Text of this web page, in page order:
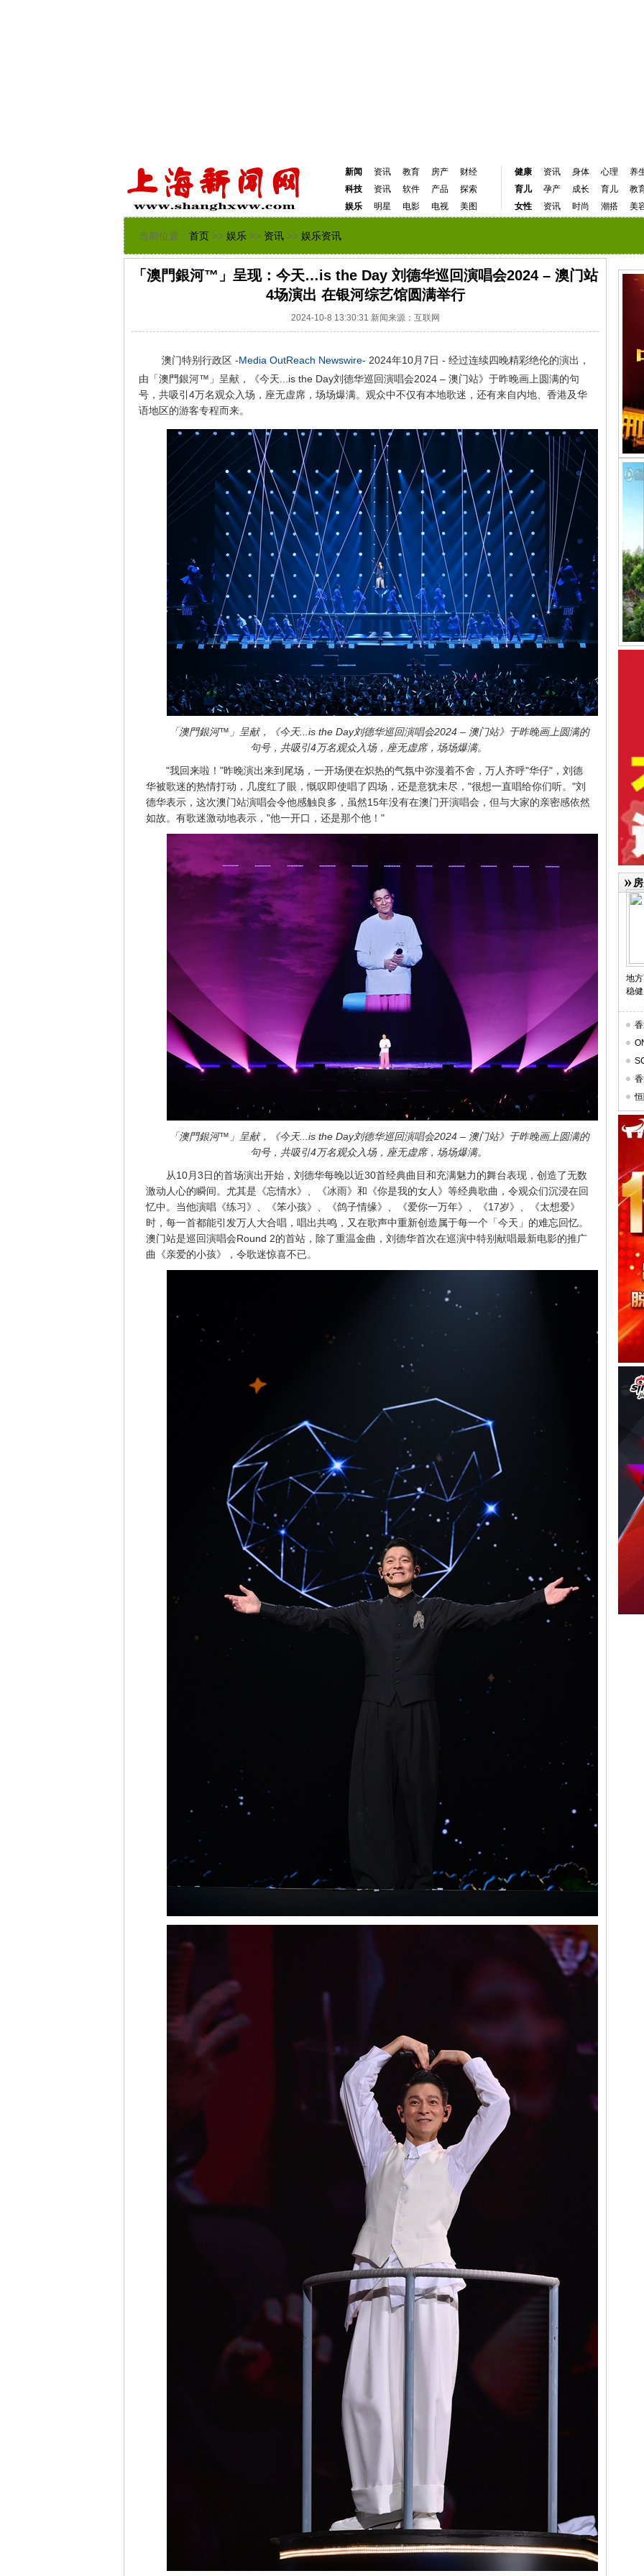
新闻 资讯 教育 房产
财经
科技
资讯 软件 产品
探索
娱乐
明星 电影 电视 美图
健康 资讯 身体 心理
养
育儿
孕产 成长 育儿
教
女性
资讯 时尚 潮搭 美
当前位置： 首页 >> 娱乐 >> 资讯 >> 娱乐资讯
「澳門銀河™」呈现：今天…is the Day 刘德华巡回演唱会2024 – 澳门站
4场演出 在银河综艺馆圆满举行
2024-10-8 13:30:31 新闻来源：互联网
澳门特别行政区 -Media OutReach Newswire- 2024年10月7日 - 经过连续四晚精彩绝伦的演出，
由「澳門銀河™」呈献，《今天...is the Day刘德华巡回演唱会2024 – 澳门站》于昨晚画上圆满的句
号，共吸引4万名观众入场，座无虚席，场场爆满。观众中不仅有本地歌迷，还有来自内地、香港及华
语地区的游客专程而来。
「澳門銀河™ 」呈献，《今天...is the Day刘德华巡回演唱会2024 – 澳门站》于昨晚画上圆满的
句号，共吸引4万名观众入场，座无虚席，场场爆满。
"我回来啦！"昨晚演出来到尾场，一开场便在炽热的气氛中弥漫着不舍，万人齐呼"华仔"，刘德
华被歌迷的热情打动，几度红了眼，慨叹即使唱了四场，还是意犹未尽，"很想一直唱给你们听。"刘
德华表示，这次澳门站演唱会令他感触良多，虽然15年没有在澳门开演唱会，但与大家的亲密感依然
如故。有歌迷激动地表示，"他一开口，还是那个他！"
「澳門銀河™ 」呈献，《今天...is the Day刘德华巡回演唱会2024 – 澳门站》于昨晚画上圆满的
句号，共吸引4万名观众入场，座无虚席，场场爆满。
从10月3日的首场演出开始，刘德华每晚以近30首经典曲目和充满魅力的舞台表现，创造了无数
激动人心的瞬间。尤其是《忘情水》、《冰雨》和《你是我的女人》等经典歌曲，令观众们沉浸在回
忆中。当他演唱《练习》、《笨小孩》、《鸽子情缘》、《爱你一万年》、《17岁》、《太想爱》
时，每一首都能引发万人大合唱，唱出共鸣，又在歌声中重新创造属于每一个「今天」的难忘回忆。
澳门站是巡回演唱会Round 2的首站，除了重温金曲，刘德华首次在巡演中特别献唱最新电影的推广
曲《亲爱的小孩》，令歌迷惊喜不已。
地
稳
价